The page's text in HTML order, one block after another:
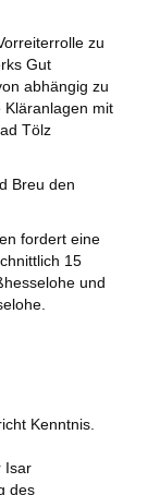
zu
Gut
abhängig zu
Kläranlagen mit
Tölz
Breu den
fordert eine
15
und
Kenntnis.
Isar
des